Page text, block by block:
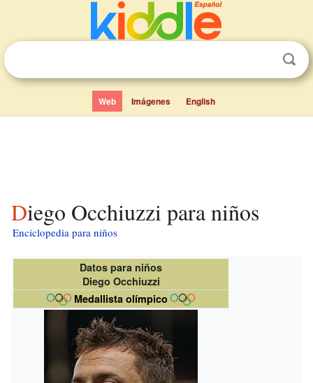
Web Imágenes English
Diego Occhiuzzi para niños
Enciclopedia para niños
Datos para niños
Diego Occhiuzzi
Medallista olímpico